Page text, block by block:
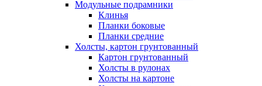
Модульные подрамники
Клинья
Планки боковые
Планки средние
Холсты, картон грунтованный
Картон грунтованный
Холсты в рулонах
Холсты на картоне